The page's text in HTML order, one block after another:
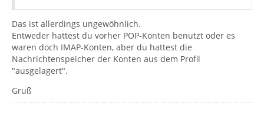
Das ist allerdings ungewöhnlich.
Entweder hattest du vorher POP-Konten benutzt oder es
waren doch IMAP-Konten, aber du hattest die
Nachrichtenspeicher der Konten aus dem Profil
"ausgelagert".
Gruß